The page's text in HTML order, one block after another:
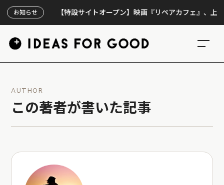
お知らせ【特設サイトオープン】映画『リペアカフェ』、上映300回
AUTHOR
この著者が書いた記事